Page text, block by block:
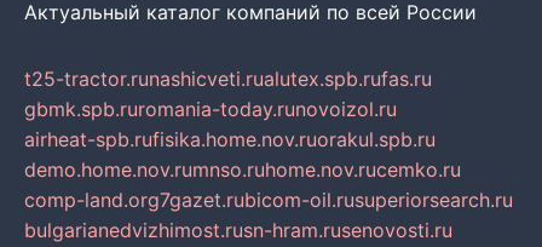
Актуальный каталог компаний по всей России
t25-tractor.runashicveti.rualutex.spb.rufas.ru
gbmk.spb.ruromania-today.runovoizol.ru
airheat-spb.rufisika.home.nov.ruorakul.spb.ru
demo.home.nov.rumnso.ruhome.nov.rucemko.ru
comp-land.org7gazet.rubicom-oil.rusuperiorsearch.ru
bulgarianedvizhimost.rusn-hram.rusenovosti.ru